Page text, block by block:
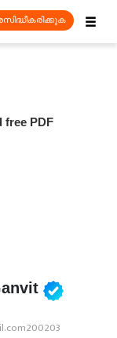
☰
free PDF